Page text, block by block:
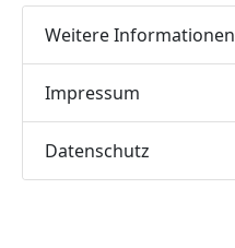
Weitere Informationen
Impressum
Datenschutz